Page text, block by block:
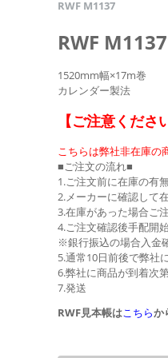
RWF M1137
RWF
1520mm幅×17m巻
カレンダー製法
【ご注意くださ
こちらは弊社非在庫の
■ご注文の流れ■
1.ご注文前に在庫の有
2.メーカーに確認して
3.在庫があった場合ご
4.ご注文確認後手配開
※銀行振込の場合入金
5.通常10日前後で弊社
6.弊社に商品が到着次
7.発送
RWF見本帳はこちらか